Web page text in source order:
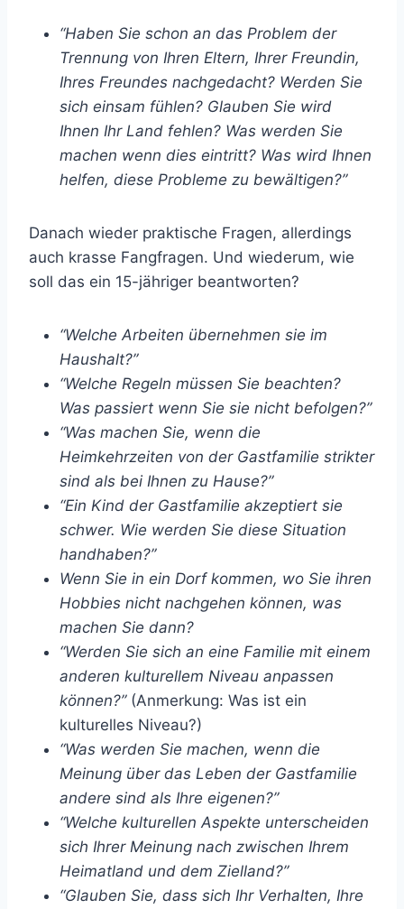
“Haben Sie schon an das Problem der
Trennung von Ihren Eltern, Ihrer Freundin,
Ihres Freundes nachgedacht? Werden Sie
sich einsam fühlen? Glauben Sie wird
Ihnen Ihr Land fehlen? Was werden Sie
machen wenn dies eintritt? Was wird Ihnen
helfen, diese Probleme zu bewältigen?”
Danach wieder praktische Fragen, allerdings
auch krasse Fangfragen. Und wiederum, wie
soll das ein 15-jähriger beantworten?
“Welche Arbeiten übernehmen sie im
Haushalt?”
“Welche Regeln müssen Sie beachten?
Was passiert wenn Sie sie nicht befolgen?”
“Was machen Sie, wenn die
Heimkehrzeiten von der Gastfamilie strikter
sind als bei Ihnen zu Hause?”
“Ein Kind der Gastfamilie akzeptiert sie
schwer. Wie werden Sie diese Situation
handhaben?”
Wenn Sie in ein Dorf kommen, wo Sie ihren
Hobbies nicht nachgehen können, was
machen Sie dann?
“Werden Sie sich an eine Familie mit einem
anderen kulturellem Niveau anpassen
können?” (Anmerkung: Was ist ein
kulturelles Niveau?)
“Was werden Sie machen, wenn die
Meinung über das Leben der Gastfamilie
andere sind als Ihre eigenen?”
“Welche kulturellen Aspekte unterscheiden
sich Ihrer Meinung nach zwischen Ihrem
Heimatland und dem Zielland?”
“Glauben Sie, dass sich Ihr Verhalten, Ihre